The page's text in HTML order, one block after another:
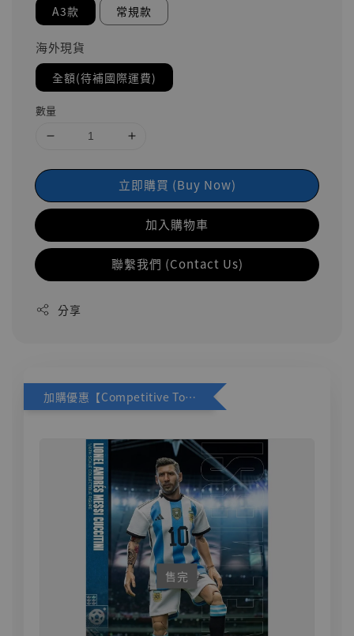
A3款 常規款
海外現貨
全額(待補國際運費)
數量
立即購買 (Buy Now)
加入購物車
聯繫我們 (Contact Us)
分享
加購優惠【Competitive Toys 梅西 [CM001]】
售完